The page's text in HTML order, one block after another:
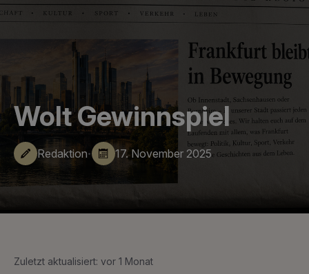
Wolt Gewinnspiel
Redaktion· 17. November 2025
Zuletzt aktualisiert: vor 1 Monat